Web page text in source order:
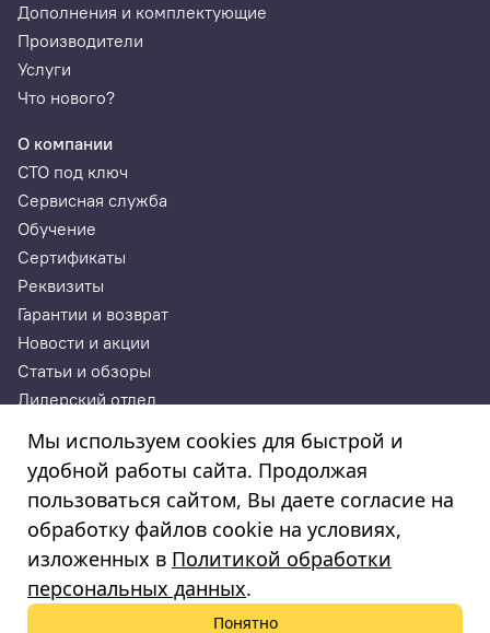
Дополнения и комплектующие
Производители
Услуги
Что нового?
О компании
СТО под ключ
Сервисная служба
Обучение
Сертификаты
Реквизиты
Гарантии и возврат
Новости и акции
Статьи и обзоры
Дилерский отдел
© 2003—2025
«Автосервисторг»
ИП Годунова Лариса Леонидовна
ИНН 532108772827, ОГРНИП 308532130300022, ОКПО
308532130300022
Мы используем cookies для быстрой и
удобной работы сайта. Продолжая
пользоваться сайтом, Вы даете согласие на
обработку файлов cookie на условиях,
изложенных в Политикой обработки
персональных данных.
Понятно